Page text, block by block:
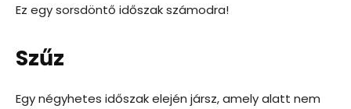
Ez egy sorsdöntő időszak számodra!
Szűz
Egy négyhetes időszak elején jársz, amely alatt nem